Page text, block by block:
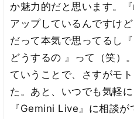
か魅力的だと思います。
アップしているんですけ
だって本気で思ってるし
どうするの 』って（笑）
ていうことで、さすがモ
た。あと、いつでも気軽に
『Gemini Live』に相談